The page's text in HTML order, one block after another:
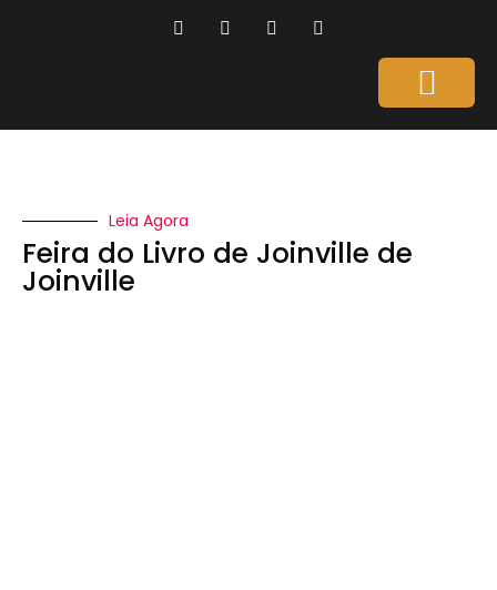
Leia Agora
Feira do Livro de Joinville de
Joinville